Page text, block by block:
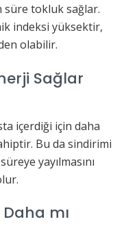
süre tokluk sağlar.
indeksi yüksektir,
olabilir.
Sağlar
içerdiği için daha
Bu da sindirimi
yayılmasını
mı